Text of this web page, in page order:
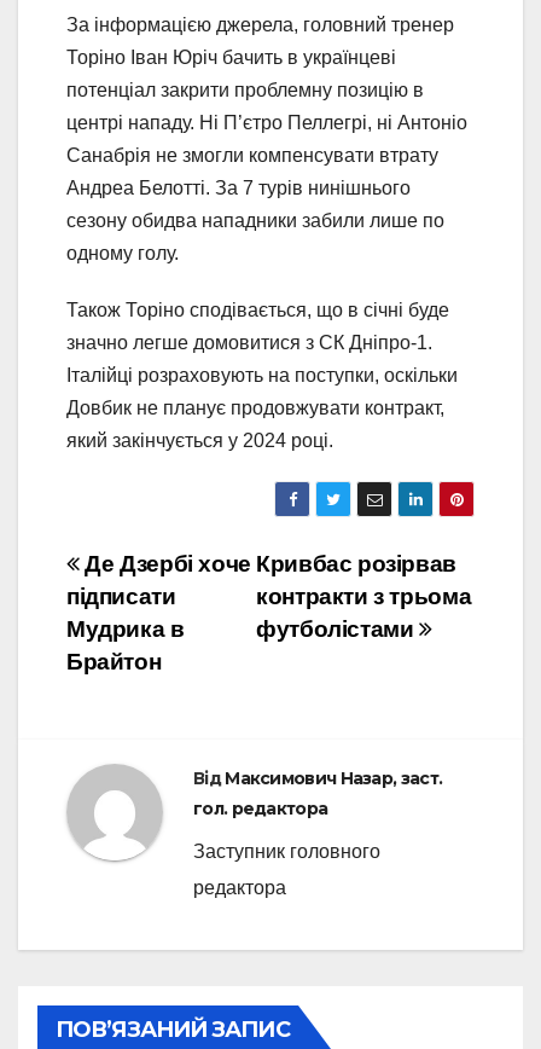
За інформацією джерела, головний тренер
Торіно Іван Юріч бачить в українцеві
потенціал закрити проблемну позицію в
центрі нападу. Ні П’єтро Пеллегрі, ні Антоніо
Санабрія не змогли компенсувати втрату
Андреа Белотті. За 7 турів нинішнього
сезону обидва нападники забили лише по
одному голу.
Також Торіно сподівається, що в січні буде
значно легше домовитися з СК Дніпро-1.
Італійці розраховують на поступки, оскільки
Довбик не планує продовжувати контракт,
який закінчується у 2024 році.
Навігація
записів
Кривбас розірвав
контракти з трьома
футболістами
Де Дзербі хоче
підписати
Мудрика в
Брайтон
ВідМаксимович Назар, заст.
гол. редактора
Заступник головного
редактора
ПОВ’ЯЗАНИЙ ЗАПИС